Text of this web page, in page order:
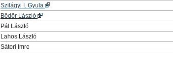
Szilágyi I. Gyula
Bödör László
Pál László
Lahos László
Sátori Imre